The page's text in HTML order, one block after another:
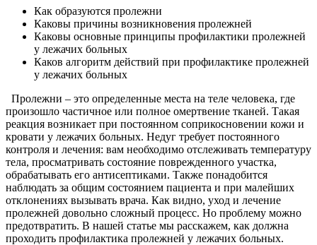
Как образуются пролежни
Каковы причины возникновения пролежней
Каковы основные принципы профилактики пролежней
у лежачих больных
Каков алгоритм действий при профилактике пролежней
у лежачих больных
Пролежни – это определенные места на теле человека, где
произошло частичное или полное омертвение тканей. Такая
реакция возникает при постоянном соприкосновении кожи и
кровати у лежачих больных. Недуг требует постоянного
контроля и лечения: вам необходимо отслеживать температуру
тела, просматривать состояние поврежденного участка,
обрабатывать его антисептиками. Также понадобится
наблюдать за общим состоянием пациента и при малейших
отклонениях вызывать врача. Как видно, уход и лечение
пролежней довольно сложный процесс. Но проблему можно
предотвратить. В нашей статье мы расскажем, как должна
проходить профилактика пролежней у лежачих больных.